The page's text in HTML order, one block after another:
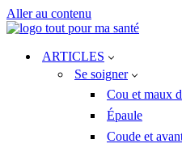
Aller au contenu
ARTICLES
Se soigner
Cou et maux
Épaule
Coude et